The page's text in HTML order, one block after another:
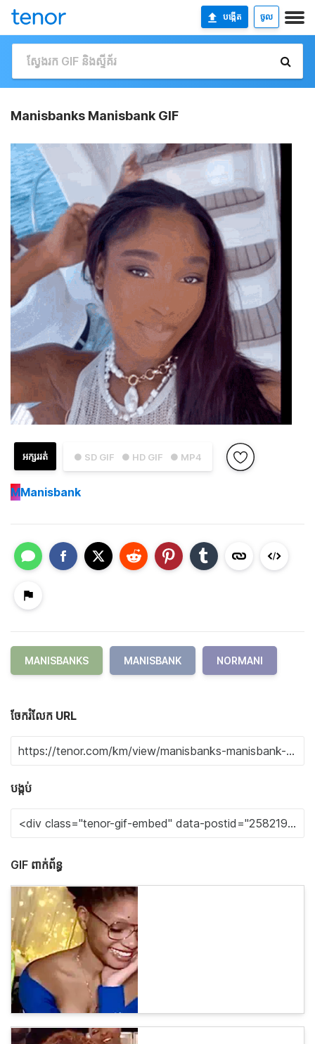
បង្កើត ចូល
Manisbanks Manisbank GIF
● SD GIF ● HD GIF ● MP4
អក្សររត់
MManisbank
MANISBANKS MANISBANK NORMANI
ចែករំលែក URL
បង្កប់
GIF ពាក់ព័ន្ធ